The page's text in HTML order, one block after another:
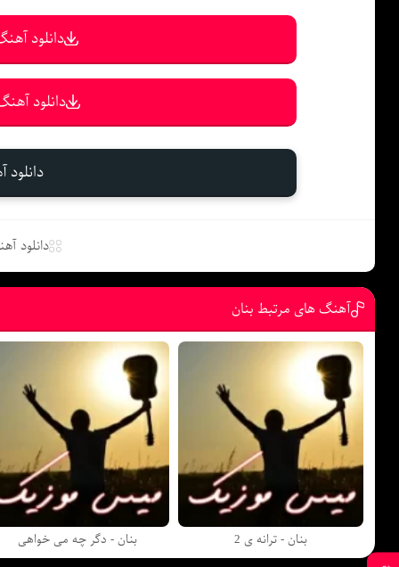
دانلود
دانلود
دانلود
آهنگ های مرتبط بنان
بنان - ترانه ی 2 بنان - دگر چه می خواهی